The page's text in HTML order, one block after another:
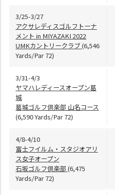
3/25-3/27
アクサレディスゴルフトーナ
メント in MIYAZAKI 2022
UMKカントリークラブ(6,546
Yards/Par 72)
3/31-4/3
ヤマハレディースオープン葛
城
葛城ゴルフ倶楽部 山名コース
(6,590 Yards/Par 72)
4/8-4/10
富士フイルム・スタジオアリ
ス女子オープン
石坂ゴルフ倶楽部 (6,475
Yards/Par 72)